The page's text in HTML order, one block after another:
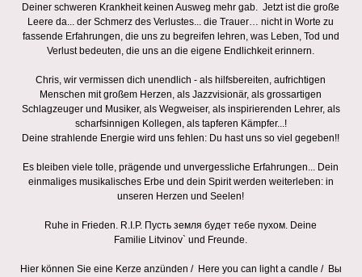
Deiner schweren Krankheit keinen Ausweg mehr gab. Jetzt ist die große
Leere da... der Schmerz des Verlustes... die Trauer… nicht in Worte zu
fassende Erfahrungen, die uns zu begreifen lehren, was Leben, Tod und
Verlust bedeuten, die uns an die eigene Endlichkeit erinnern.
Chris, wir vermissen dich unendlich - als hilfsbereiten, aufrichtigen
Menschen mit großem Herzen, als Jazzvisionär, als grossartigen
Schlagzeuger und Musiker, als Wegweiser, als inspirierenden Lehrer, als
scharfsinnigen Kollegen, als tapferen Kämpfer...!
Deine strahlende Energie wird uns fehlen: Du hast uns so viel gegeben!!
Es bleiben viele tolle, prägende und unvergessliche Erfahrungen... Dein
einmaliges musikalisches Erbe und dein Spirit werden weiterleben: in
unseren Herzen und Seelen!
Ruhe in Frieden. R.I.P. Пусть земля будет тебе пухом. Deine
Familie Litvinov` und Freunde.
Hier können Sie eine Kerze anzünden / Here you can light a candle / Вы